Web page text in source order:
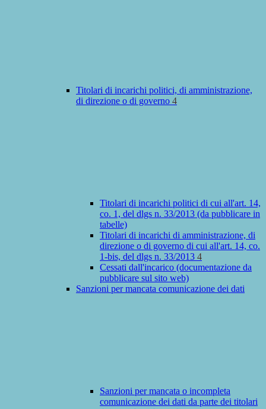
Titolari di incarichi politici, di amministrazione,
di direzione o di governo 4
Titolari di incarichi politici di cui all'art. 14,
co. 1, del dlgs n. 33/2013 (da pubblicare in
tabelle)
Titolari di incarichi di amministrazione, di
direzione o di governo di cui all'art. 14, co.
1-bis, del dlgs n. 33/2013 4
Cessati dall'incarico (documentazione da
pubblicare sul sito web)
Sanzioni per mancata comunicazione dei dati
Sanzioni per mancata o incompleta
comunicazione dei dati da parte dei titolari